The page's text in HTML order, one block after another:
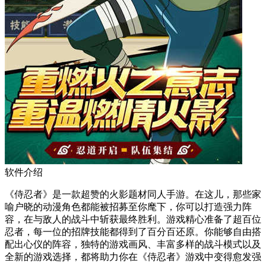
软件介绍
《侍忍者》是一款超赞的火影题材同人手游。在这儿，那些家
喻户晓的动漫角色都能被招募至你麾下，你可以打造强力阵
容，在与敌人的战斗中斩获最终胜利。游戏精心准备了超百位
忍者，每一位的招牌技能都得到了百分百还原。你能够自由搭
配出心仪的阵容，独特的游戏画风、丰富多样的战斗模式以及
全新的游戏选择，都将助力你在《侍忍者》游戏中变得愈发强